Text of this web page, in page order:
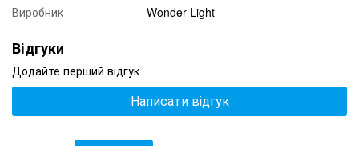
Виробник Wonder Light
Відгуки
Додайте перший відгук
Написати відгук